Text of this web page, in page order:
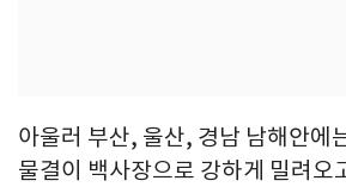
아울러 부산, 울산, 경남 남해안에
물결이 백사장으로 강하게 밀려오